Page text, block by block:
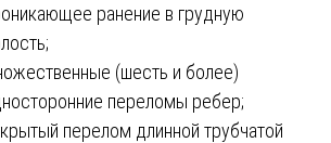
ранение в грудную
(шесть и более)
переломы ребер;
перелом длинной трубчатой